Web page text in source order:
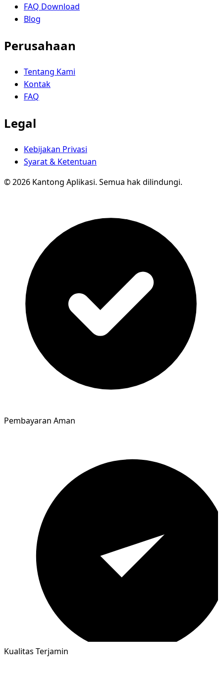
FAQ Download
Blog
Perusahaan
Tentang Kami
Kontak
FAQ
Legal
Kebijakan Privasi
Syarat & Ketentuan
© 2026 Kantong Aplikasi. Semua hak dilindungi.
Pembayaran Aman
Kualitas Terjamin